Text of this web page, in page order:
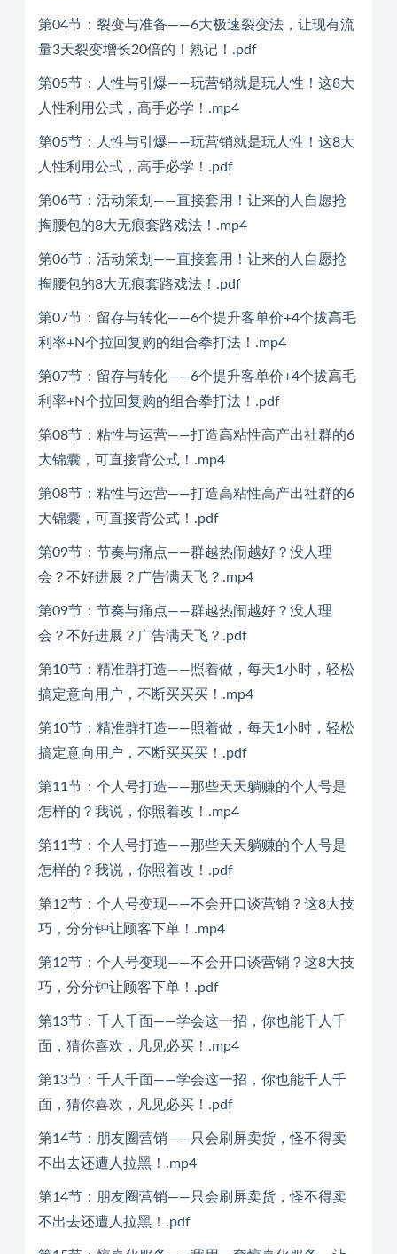
第04节：裂变与准备——6大极速裂变法，让现有流
量3天裂变增长20倍的！熟记！.pdf
第05节：人性与引爆——玩营销就是玩人性！这8大
人性利用公式，高手必学！.mp4
第05节：人性与引爆——玩营销就是玩人性！这8大
人性利用公式，高手必学！.pdf
第06节：活动策划——直接套用！让来的人自愿抢
掏腰包的8大无痕套路戏法！.mp4
第06节：活动策划——直接套用！让来的人自愿抢
掏腰包的8大无痕套路戏法！.pdf
第07节：留存与转化——6个提升客单价+4个拔高毛
利率+N个拉回复购的组合拳打法！.mp4
第07节：留存与转化——6个提升客单价+4个拔高毛
利率+N个拉回复购的组合拳打法！.pdf
第08节：粘性与运营——打造高粘性高产出社群的6
大锦囊，可直接背公式！.mp4
第08节：粘性与运营——打造高粘性高产出社群的6
大锦囊，可直接背公式！.pdf
第09节：节奏与痛点——群越热闹越好？没人理
会？不好进展？广告满天飞？.mp4
第09节：节奏与痛点——群越热闹越好？没人理
会？不好进展？广告满天飞？.pdf
第10节：精准群打造——照着做，每天1小时，轻松
搞定意向用户，不断买买买！.mp4
第10节：精准群打造——照着做，每天1小时，轻松
搞定意向用户，不断买买买！.pdf
第11节：个人号打造——那些天天躺赚的个人号是
怎样的？我说，你照着改！.mp4
第11节：个人号打造——那些天天躺赚的个人号是
怎样的？我说，你照着改！.pdf
第12节：个人号变现——不会开口谈营销？这8大技
巧，分分钟让顾客下单！.mp4
第12节：个人号变现——不会开口谈营销？这8大技
巧，分分钟让顾客下单！.pdf
第13节：千人千面——学会这一招，你也能千人千
面，猜你喜欢，凡见必买！.mp4
第13节：千人千面——学会这一招，你也能千人千
面，猜你喜欢，凡见必买！.pdf
第14节：朋友圈营销——只会刷屏卖货，怪不得卖
不出去还遭人拉黑！.mp4
第14节：朋友圈营销——只会刷屏卖货，怪不得卖
不出去还遭人拉黑！.pdf